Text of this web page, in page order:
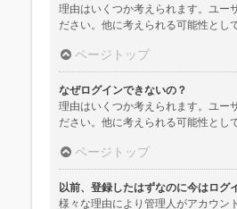
理由はいくつか考えられます。ユー
ださい。他に考えられる可能性とし
ページトップ
なぜログインできないの？
理由はいくつか考えられます。ユー
ださい。他に考えられる可能性とし
ページトップ
以前、登録したはずなのに今はログ
様々な理由により管理人がアカウン